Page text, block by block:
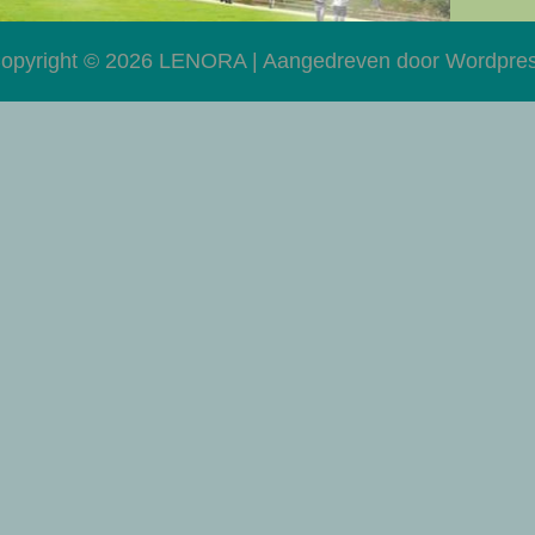
© 2026 LENORA | Aangedreven door